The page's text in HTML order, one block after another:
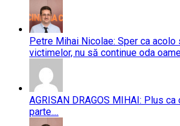
Petre Mihai Nicolae: Sper ca
victimelor, nu să continue oda
AGRISAN DRAGOS MIHAI: Plus
parte....